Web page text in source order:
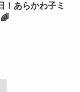
！あらかわ子ミ